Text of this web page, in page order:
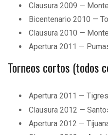
Clausura 2009 —
Bicentenario 2010 —
Clausura 2010 —
Apertura 2011 —
Torneos cortos (todos
Apertura 2011 — Tigres
Clausura 2012 —
Apertura 2012 —